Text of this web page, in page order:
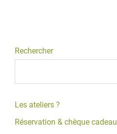
Rechercher
Les ateliers ?
Réservation & chèque cadeau